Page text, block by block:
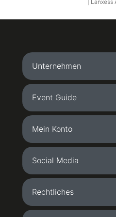
| Lanxess
Unternehmen
Event Guide
Mein Konto
Social Media
Rechtliches